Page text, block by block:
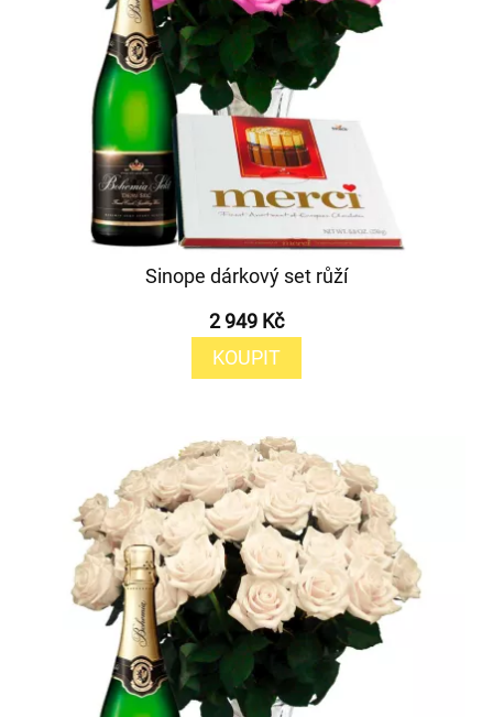
Sinope dárkový set růží
2 949 Kč
KOUPIT